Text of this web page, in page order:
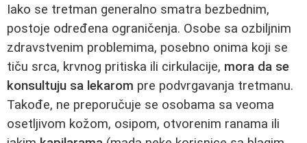
Iako se tretman generalno smatra bezbednim,
postoje određena ograničenja. Osobe sa ozbiljnim
zdravstvenim problemima, posebno onima koji se
tiču srca, krvnog pritiska ili cirkulacije, mora da se
konsultuju sa lekarom pre podvrgavanja tretmanu.
Takođe, ne preporučuje se osobama sa veoma
osetljivom kožom, osipom, otvorenim ranama ili